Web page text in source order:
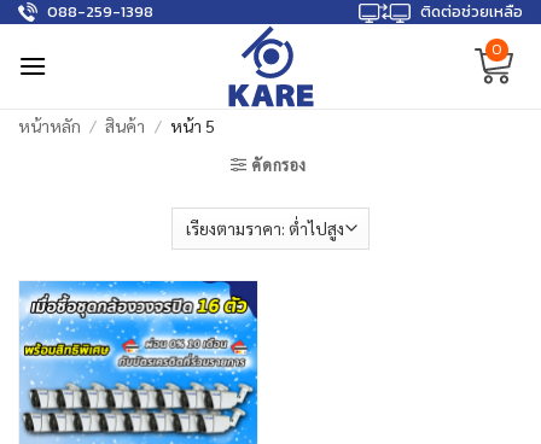
Skip
content
088-259-1398
ติดต่อช่วยเหลือ
0
หน้าหลัก / สินค้า / หน้า 5
คัดกรอง